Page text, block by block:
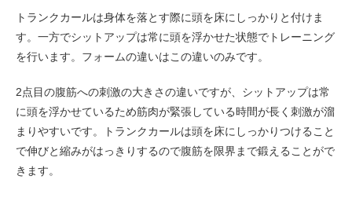
トランクカールは身体を落とす際に頭を床にしっかりと付けま
す。一方でシットアップは常に頭を浮かせた状態でトレーニング
を行います。フォームの違いはこの違いのみです。
2点目の腹筋への刺激の大きさの違いですが、シットアップは常
に頭を浮かせているため筋肉が緊張している時間が長く刺激が溜
まりやすいです。トランクカールは頭を床にしっかりつけること
で伸びと縮みがはっきりするので腹筋を限界まで鍛えることがで
きます。